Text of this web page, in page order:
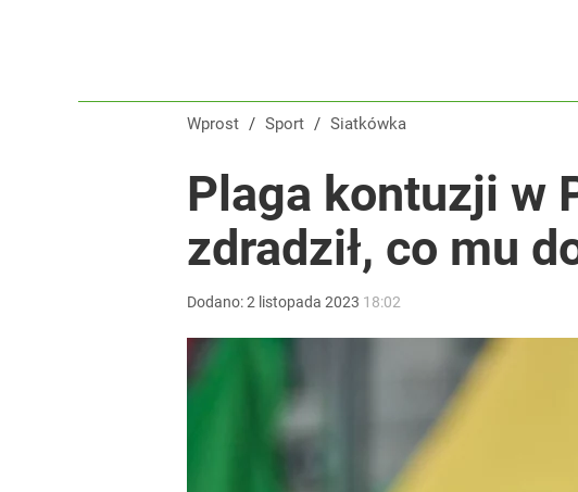
Wprost / Sport / Siatkówka
Plaga kontuzji w
zdradził, co mu
Dodano:2 listopada 2023 18:02